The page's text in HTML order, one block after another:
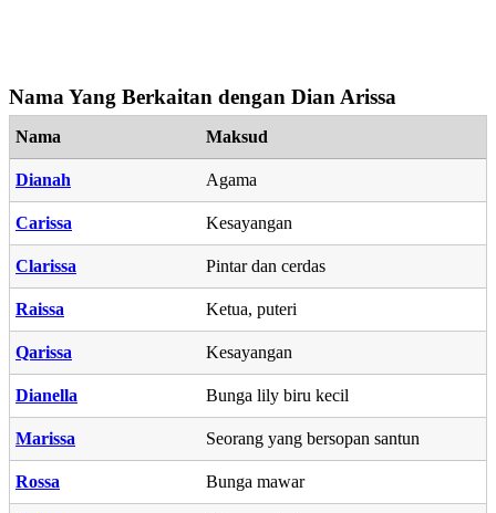
Nama Yang Berkaitan dengan Dian Arissa
Nama Maksud
Dianah Agama
Carissa Kesayangan
Clarissa Pintar dan cerdas
Raissa Ketua, puteri
Qarissa Kesayangan
Dianella Bunga lily biru kecil
Marissa Seorang yang bersopan santun
Rossa Bunga mawar